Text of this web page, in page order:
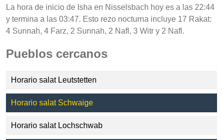
La hora de inicio de Isha en Nisselsbach hoy es a las 22:44
y termina a las 03:47. Esto rezo nocturna incluye 17 Rakat:
4 Sunnah, 4 Farz, 2 Sunnah, 2 Nafl, 3 Witr y 2 Nafl.
Pueblos cercanos
Horario salat Leutstetten
Horario salat Schwaige
Horario salat Lochschwab